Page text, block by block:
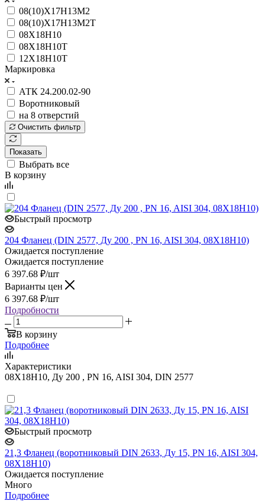
08(10)Х17Н13М2
08(10)Х17Н13М2Т
08Х18Н10
08Х18Н10Т
12Х18Н10Т
Маркировка
АТК 24.200.02-90
Воротниковый
на 8 отверстий
Очистить фильтр
Показать
Выбрать все
В корзину
Быстрый просмотр
204 Фланец (DIN 2577, Ду 200 , PN 16, AISI 304, 08Х18Н10)
Ожидается поступление
Ожидается поступление
6 397.68 ₽/шт
Варианты цен
6 397.68 ₽/шт
Подробности
В корзину
Подробнее
Характеристики
08Х18Н10, Ду 200 , PN 16, AISI 304, DIN 2577
Быстрый просмотр
21,3 Фланец (воротниковый DIN 2633, Ду 15, PN 16, AISI 304,
08Х18Н10)
Ожидается поступление
Много
Подробнее